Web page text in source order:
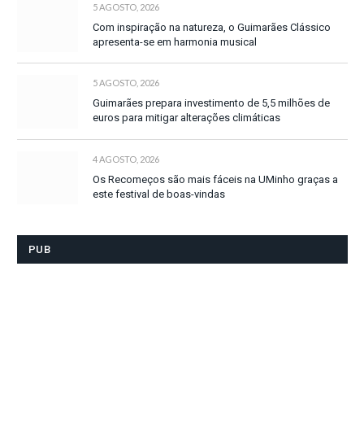
5 AGOSTO, 2026
Com inspiração na natureza, o Guimarães Clássico
apresenta-se em harmonia musical
5 AGOSTO, 2026
Guimarães prepara investimento de 5,5 milhões de
euros para mitigar alterações climáticas
4 AGOSTO, 2026
Os Recomeços são mais fáceis na UMinho graças a
este festival de boas-vindas
PUB